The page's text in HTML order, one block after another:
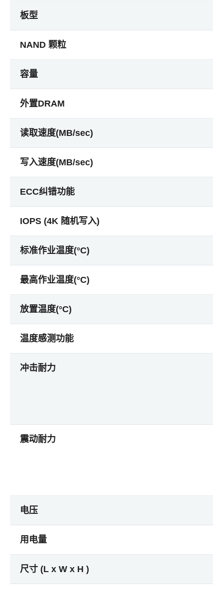
板型
NAND 颗粒
容量
外置DRAM
读取速度(MB/sec)
写入速度(MB/sec)
ECC纠错功能
IOPS (4K 随机写入)
标准作业温度(°C)
最高作业温度(°C)
放置温度(°C)
温度感测功能
冲击耐力
震动耐力
电压
用电量
尺寸 (L x W x H )